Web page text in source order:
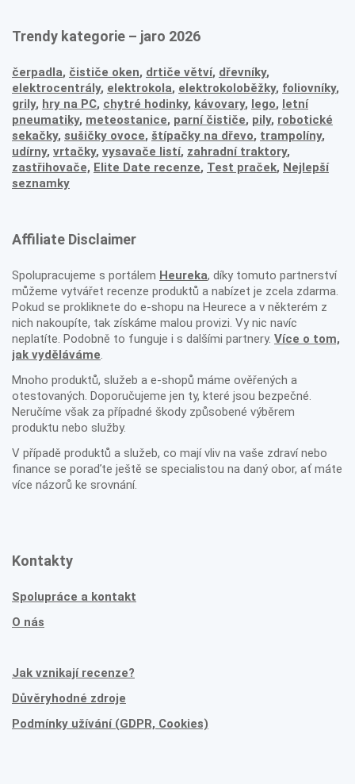
Trendy kategorie – jaro 2026
čerpadla, čističe oken, drtiče větví, dřevníky,
elektrocentrály, elektrokola, elektrokoloběžky, foliovníky,
grily, hry na PC, chytré hodinky, kávovary, lego, letní
pneumatiky, meteostanice, parní čističe, pily, robotické
sekačky, sušičky ovoce, štípačky na dřevo, trampolíny,
udírny, vrtačky, vysavače listí, zahradní traktory,
zastřihovače, Elite Date recenze, Test praček, Nejlepší
seznamky
Affiliate Disclaimer
Spolupracujeme s portálem Heureka, díky tomuto partnerství
můžeme vytvářet recenze produktů a nabízet je zcela zdarma.
Pokud se prokliknete do e-shopu na Heurece a v některém z
nich nakoupíte, tak získáme malou provizi. Vy nic navíc
neplatíte. Podobně to funguje i s dalšími partnery. Více o tom,
jak vyděláváme.
Mnoho produktů, služeb a e-shopů máme ověřených a
otestovaných. Doporučujeme jen ty, které jsou bezpečné.
Neručíme však za případné škody způsobené výběrem
produktu nebo služby.
V případě produktů a služeb, co mají vliv na vaše zdraví nebo
finance se poraďte ještě se specialistou na daný obor, ať máte
více názorů ke srovnání.
Kontakty
Spolupráce a kontakt
O nás
Jak vznikají recenze?
Důvěryhodné zdroje
Podmínky užívání (GDPR, Cookies)